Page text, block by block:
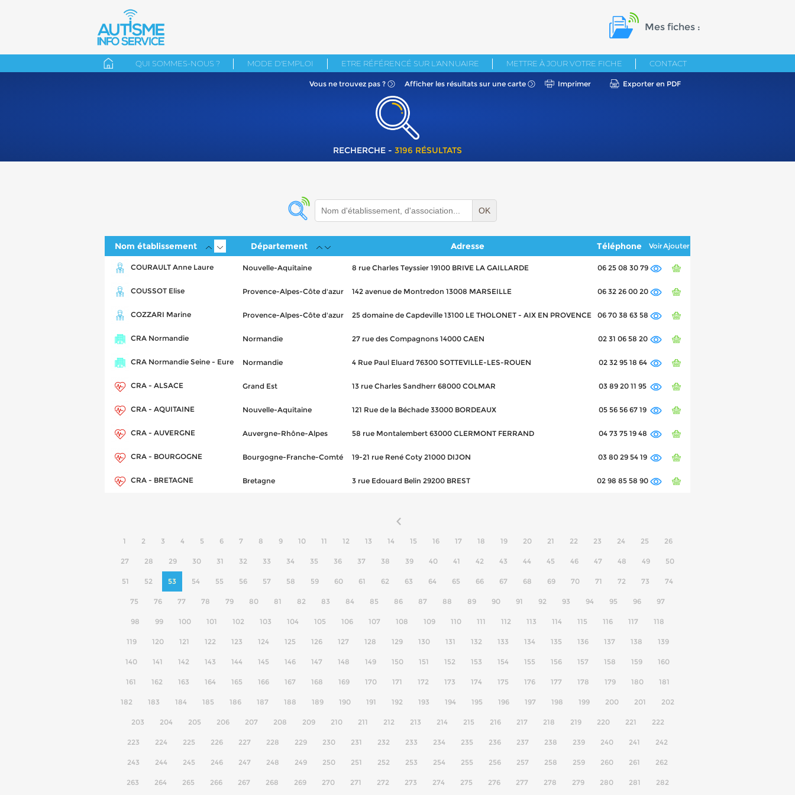
Mes fiches :
QUI SOMMES-NOUS ? MODE D'EMPLOI ETRE RÉFÉRENCÉ SUR L'ANNUAIRE METTRE À JOUR VOTRE FICHE CONTACT
Vous ne trouvez pas ? Afficher les résultats sur une carte Imprimer Exporter en PDF
RECHERCHE - 3196 RÉSULTATS
OK
Nom établissement Département Adresse Téléphone VoirAjouter
COURAULT Anne Laure Nouvelle-Aquitaine 8 rue Charles Teyssier 19100 BRIVE LA GAILLARDE 06 25 08 30 79
COUSSOT Elise Provence-Alpes-Côte d'azur 142 avenue de Montredon 13008 MARSEILLE 06 32 26 00 20
COZZARI Marine Provence-Alpes-Côte d'azur 25 domaine de Capdeville 13100 LE THOLONET - AIX EN PROVENCE 06 70 38 63 58
CRA Normandie Normandie 27 rue des Compagnons 14000 CAEN 02 31 06 58 20
CRA Normandie Seine - Eure Normandie 4 Rue Paul Eluard 76300 SOTTEVILLE-LES-ROUEN 02 32 95 18 64
CRA - ALSACE Grand Est 13 rue Charles Sandherr 68000 COLMAR 03 89 20 11 95
CRA - AQUITAINE Nouvelle-Aquitaine 121 Rue de la Béchade 33000 BORDEAUX 05 56 56 67 19
CRA - AUVERGNE Auvergne-Rhône-Alpes 58 rue Montalembert 63000 CLERMONT FERRAND 04 73 75 19 48
CRA - BOURGOGNE Bourgogne-Franche-Comté 19-21 rue René Coty 21000 DIJON 03 80 29 54 19
CRA - BRETAGNE Bretagne 3 rue Edouard Belin 29200 BREST 02 98 85 58 90
1 2 3 4 5 6 7 8 9 10 11 12 13 14 15 16 17 18 19 20 21 22 23 24 25 26
27 28 29 30 31 32 33 34 35 36 37 38 39 40 41 42 43 44 45 46 47 48 49 50
51 52 53 54 55 56 57 58 59 60 61 62 63 64 65 66 67 68 69 70 71 72 73 74
75 76 77 78 79 80 81 82 83 84 85 86 87 88 89 90 91 92 93 94 95 96 97
98 99 100 101 102 103 104 105 106 107 108 109 110 111 112 113 114 115 116 117 118
119 120 121 122 123 124 125 126 127 128 129 130 131 132 133 134 135 136 137 138 139
140 141 142 143 144 145 146 147 148 149 150 151 152 153 154 155 156 157 158 159 160
161 162 163 164 165 166 167 168 169 170 171 172 173 174 175 176 177 178 179 180 181
182 183 184 185 186 187 188 189 190 191 192 193 194 195 196 197 198 199 200 201 202
203 204 205 206 207 208 209 210 211 212 213 214 215 216 217 218 219 220 221 222
223 224 225 226 227 228 229 230 231 232 233 234 235 236 237 238 239 240 241 242
243 244 245 246 247 248 249 250 251 252 253 254 255 256 257 258 259 260 261 262
263 264 265 266 267 268 269 270 271 272 273 274 275 276 277 278 279 280 281 282